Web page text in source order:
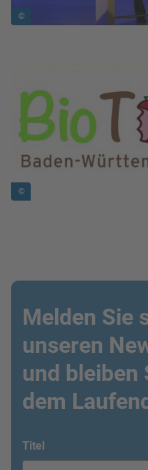
©
©
Melden Sie
unseren
und bleiben
dem
Titel